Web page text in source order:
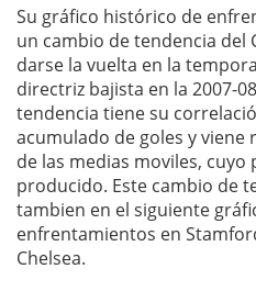
Su gráfico histórico de
un cambio de tendencia del
darse la vuelta en la
directriz bajista en la 2007-
tendencia tiene su
acumulado de goles y viene
de las medias moviles, cuyo
producido. Este cambio de
tambien en el siguiente
enfrentamientos en
Chelsea.